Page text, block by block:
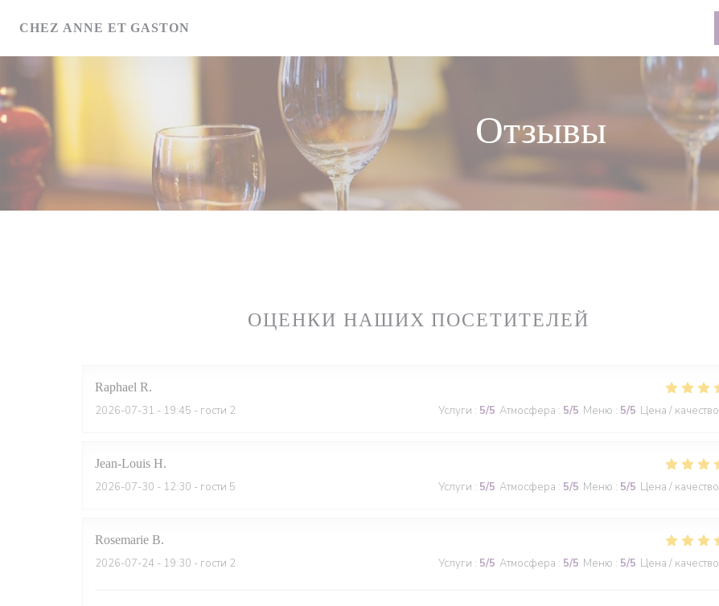
CHEZ ANNE ET GASTON
Отзывы
ОЦЕНКИ НАШИХ ПОСЕТИТЕЛЕЙ
Raphael R
2026-07-31 - 19:45 - гости 2 Услуги : 5/5 Атмосфера : 5/5 Меню : 5/5 Цена / качество
Jean-Louis H
2026-07-30 - 12:30 - гости 5 Услуги : 5/5 Атмосфера : 5/5 Меню : 5/5 Цена / качество
Rosemarie B
2026-07-24 - 19:30 - гости 2 Услуги : 5/5 Атмосфера : 5/5 Меню : 5/5 Цена / качество